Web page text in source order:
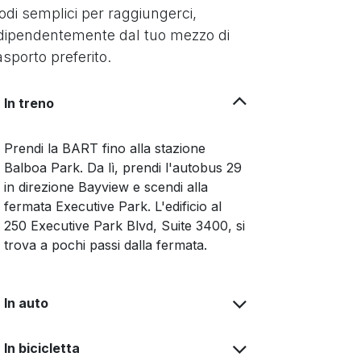
semplici per raggiungerci,
dal tuo mezzo di
preferito.
In treno
Prendi la BART fino alla stazione
Balboa Park. Da lì, prendi l'autobus 29
in direzione Bayview e scendi alla
fermata Executive Park. L'edificio al
250 Executive Park Blvd, Suite 3400, si
trova a pochi passi dalla fermata.
In auto
In bicicletta